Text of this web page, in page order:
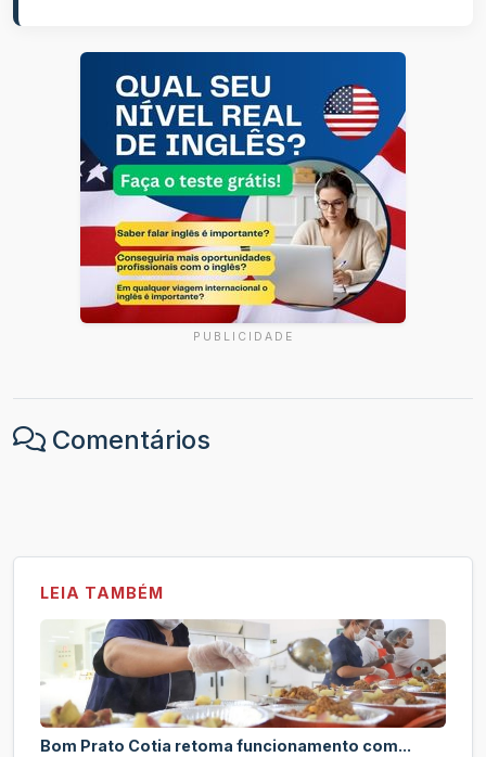
PUBLICIDADE
Comentários
LEIA TAMBÉM
Bom Prato Cotia retoma funcionamento com...